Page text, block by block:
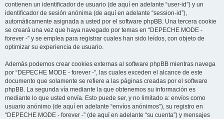
contienen un identificador de usuario (de aquí en adelante “user-id”) y un
identificador de sesión anónima (de aquí en adelante “session-id”),
automáticamente asignada a usted por el software phpBB. Una tercera cookie
se creará una vez que haya navegado por temas en “DEPECHE MODE -
forever -” y se emplea para registrar cuales han sido leídos, con objeto de
optimizar su experiencia de usuario.
Además podemos crear cookies externas al software phpBB mientras navega
por “DEPECHE MODE - forever -”, las cuales exceden el alcance de este
documento que solamente se refiere a las páginas creadas por el software
phpBB. La segunda vía mediante la que obtenemos su información es
mediante lo que usted envía. Esto puede ser, y no limitado a: envíos como
usuario anónimo (de aquí en adelante “envíos anónimos”), su registro en
“DEPECHE MODE - forever -” (de aquí en adelante “su cuenta”) y mensajes